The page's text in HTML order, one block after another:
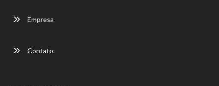
Empresa
Contato